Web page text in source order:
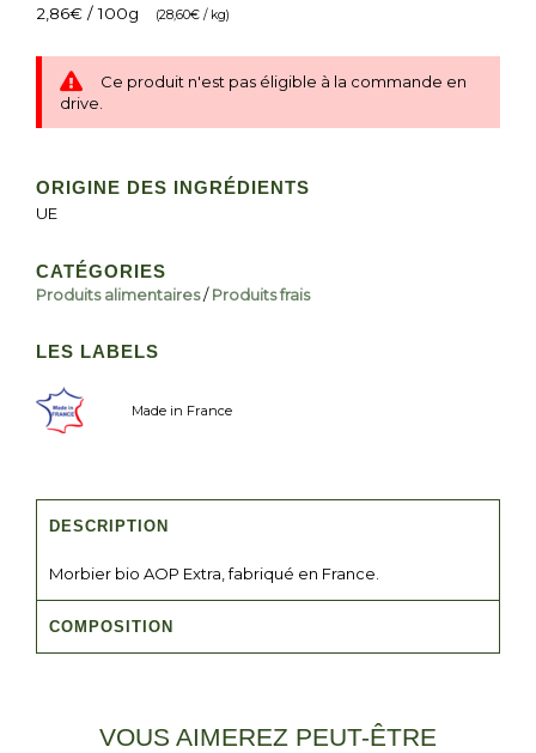
2,86€ / 100g (28,60€ / kg)
Ce produit n'est pas éligible à la commande en
drive.
ORIGINE DES INGRÉDIENTS
UE
CATÉGORIES
Produits alimentaires/Produits frais
LES LABELS
Made in France
DESCRIPTION
Morbier bio AOP Extra, fabriqué en France.
COMPOSITION
VOUS AIMEREZ PEUT-ÊTRE